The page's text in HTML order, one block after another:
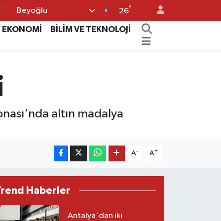
Beyoğlu 26°
EKONOMİ
BİLİM VE TEKNOLOJİ
altın madalya
A- A+
Haberler
Antalya'dan iki